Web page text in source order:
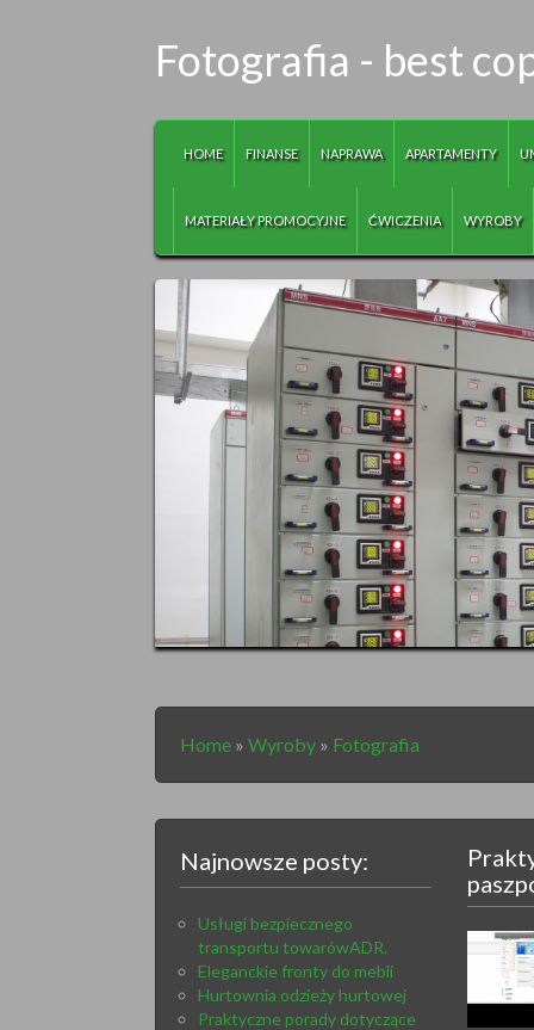
Fotografia - best
HOME FINANSE NAPRAWA APARTAMENTY
MATERIAŁY PROMOCYJNE ĆWICZENIA WYROBY
Home » Wyroby » Fotografia
Najnowsze posty:
Usługi bezpiecznego
transportu towarówADR.
Eleganckie fronty do mebli
Hurtownia odzieży hurtowej
Praktyczne porady dotyczące